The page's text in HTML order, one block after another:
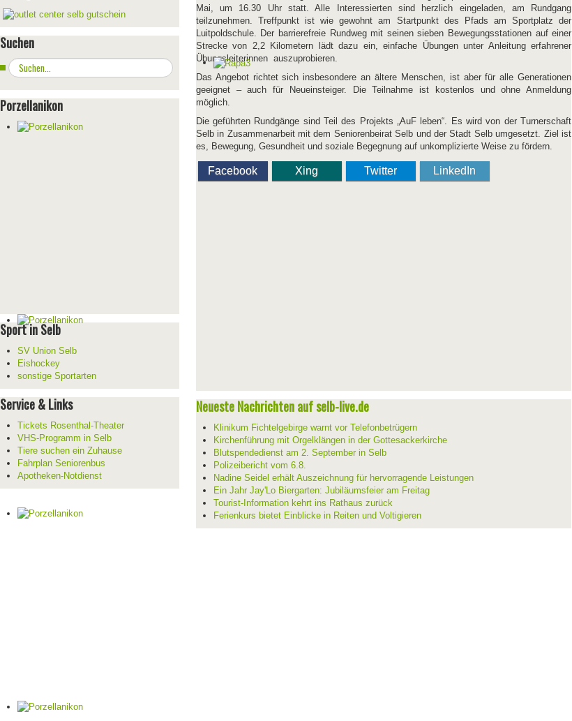
Suchen
Suchen
...
Porzellanikon
Sport in Selb
SV Union Selb
Eishockey
sonstige Sportarten
Service & Links
Tickets Rosenthal-Theater
VHS-Programm in Selb
Tiere suchen ein Zuhause
Fahrplan Seniorenbus
Apotheken-Notdienst
Mai, um 16.30 Uhr statt. Alle Interessierten sind herzlich eingeladen, am Rundgang
teilzunehmen. Treffpunkt ist wie gewohnt am Startpunkt des Pfads am Sportplatz der
Luitpoldschule. Der barrierefreie Rundweg mit seinen sieben Bewegungsstationen auf einer
Strecke von 2,2 Kilometern lädt dazu ein, einfache Übungen unter Anleitung erfahrener
Übungsleiterinnen auszuprobieren.
Das Angebot richtet sich insbesondere an ältere Menschen, ist aber für alle Generationen
geeignet – auch für Neueinsteiger. Die Teilnahme ist kostenlos und ohne Anmeldung
möglich.
Die geführten Rundgänge sind Teil des Projekts „AuF leben“. Es wird von der Turnerschaft
Selb in Zusammenarbeit mit dem Seniorenbeirat Selb und der Stadt Selb umgesetzt. Ziel ist
es, Bewegung, Gesundheit und soziale Begegnung auf unkomplizierte Weise zu fördern.
Facebook Xing Twitter LinkedIn
Neueste Nachrichten auf selb-live.de
Klinikum Fichtelgebirge warnt vor Telefonbetrügern
Kirchenführung mit Orgelklängen in der Gottesackerkirche
Blutspendedienst am 2. September in Selb
Polizeibericht vom 6.8.
Nadine Seidel erhält Auszeichnung für hervorragende Leistungen
Ein Jahr Jay'Lo Biergarten: Jubiläumsfeier am Freitag
Tourist-Information kehrt ins Rathaus zurück
Ferienkurs bietet Einblicke in Reiten und Voltigieren